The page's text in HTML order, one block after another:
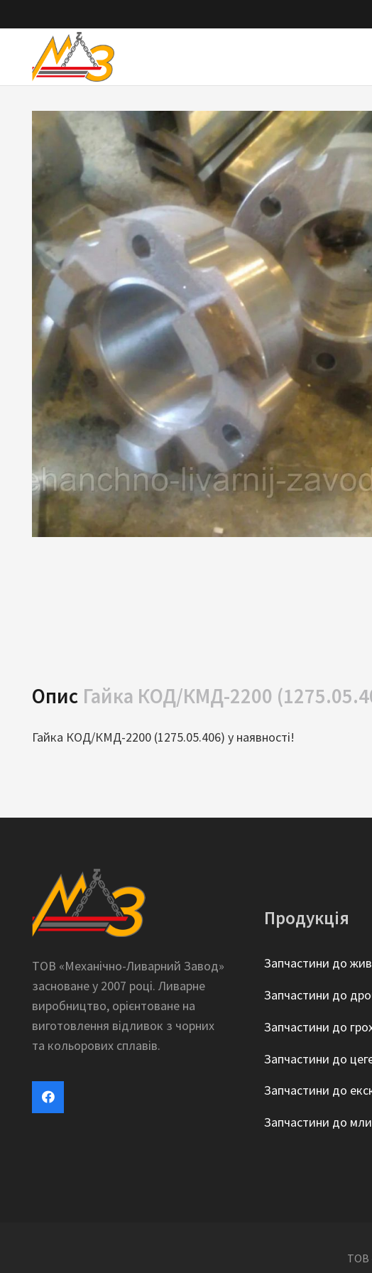
Опис Гайка КОД/КМД-2200
Гайка КОД/КМД-2200 (1275.05.406) у наявності!
ТОВ «Механічно-Ливарний Завод»
засноване у 2007 році. Ливарне
виробництво, орієнтоване на
виготовлення відливок з чорних
та кольорових сплавів.
Продукція
Запчастини до
Запчастини до
Запчастини до
Запчастини до
Запчастини до
Запчастини до
ТОВ